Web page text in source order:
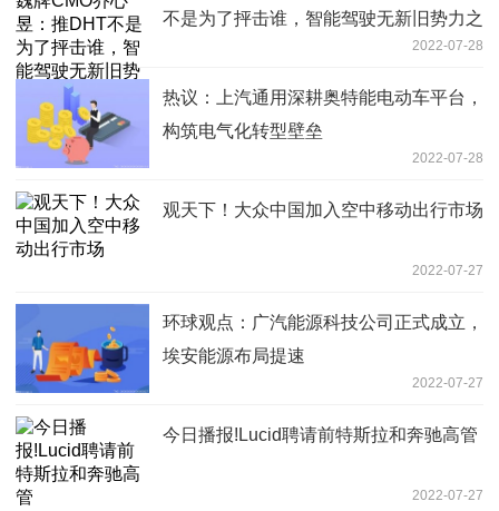
不是为了抨击谁，智能驾驶无新旧势力之
2022-07-28
热议：上汽通用深耕奥特能电动车平台，
构筑电气化转型壁垒
2022-07-28
观天下！大众中国加入空中移动出行市场
2022-07-27
环球观点：广汽能源科技公司正式成立，
埃安能源布局提速
2022-07-27
今日播报!Lucid聘请前特斯拉和奔驰高管
2022-07-27